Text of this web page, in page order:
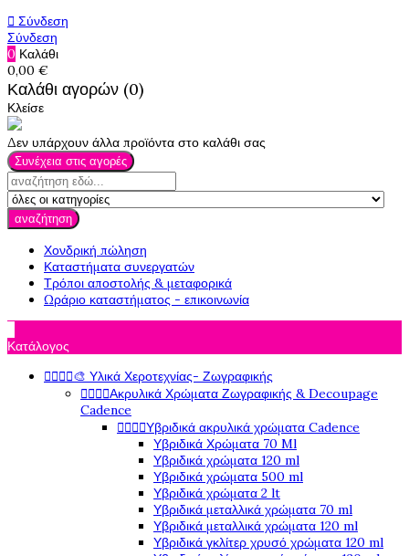
 Σύνδεση
Σύνδεση
0 Καλάθι
0,00 €
Καλάθι αγορών (0)
Κλείσε
Δεν υπάρχουν άλλα προϊόντα στο καλάθι σας
Συνέχεια στις αγορές
αναζήτηση
Χονδρική πώληση
Καταστήματα συνεργατών
Τρόποι αποστολής & μεταφορικά
Ωράριο καταστήματος - επικοινωνία
Κατάλογος
🎨 Υλικά Χεροτεχνίας- Ζωγραφικής
Ακρυλικά Χρώματα Ζωγραφικής & Decoupage
Cadence
Υβριδικά ακρυλικά χρώματα Cadence
Υβριδικά Χρώματα 70 Ml
Υβριδικά χρώματα 120 ml
Υβριδικά χρώματα 500 ml
Υβριδικά χρώματα 2 lt
Υβριδικά μεταλλικά χρώματα 70 ml
Υβριδικά μεταλλικά χρώματα 120 ml
Υβριδικά γκλίτερ χρυσό χρώματα 120 ml